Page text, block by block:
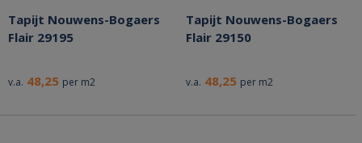
Tapijt Nouwens-Bogaers
Flair 29195
v.a. 48,25 per m2
Tapijt Nouwens-Bogaers
Flair 29150
v.a. 48,25 per m2